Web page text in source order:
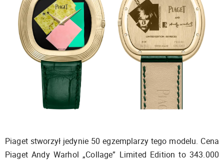
Piaget stworzył jedynie 50 egzemplarzy tego modelu. Cena
Piaget Andy Warhol „Collage” Limited Edition to 343.000